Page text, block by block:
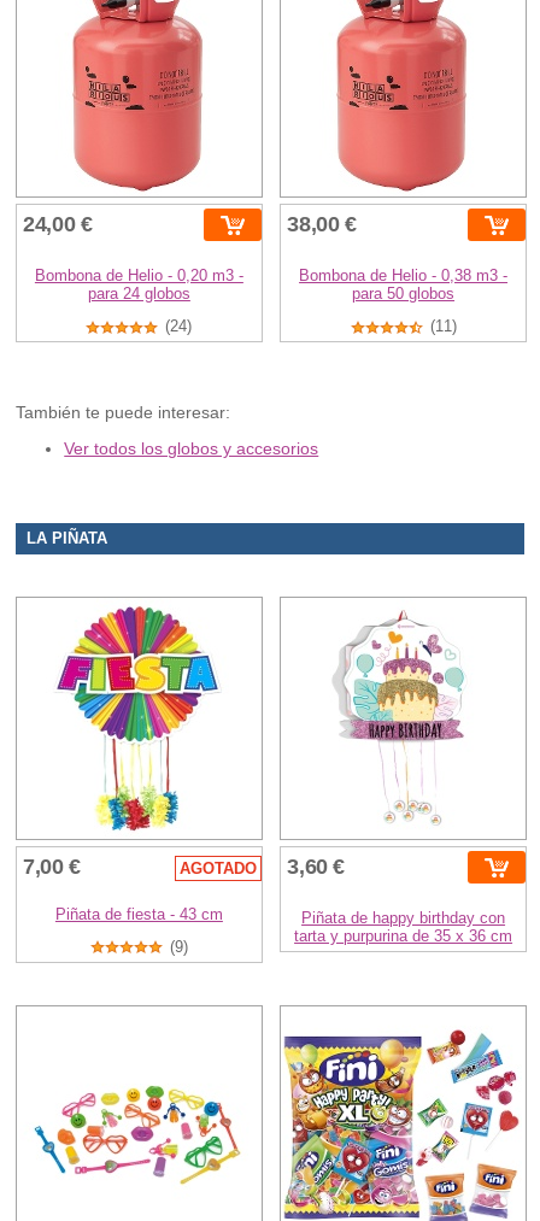
24,00 €
Bombona de Helio - 0,20 m3 -
para 24 globos
(24)
38,00 €
Bombona de Helio - 0,38 m3 -
para 50 globos
(11)
También te puede interesar:
Ver todos los globos y accesorios
LA PIÑATA
7,00 € AGOTADO
Piñata de fiesta - 43 cm
(9)
3,60 €
Piñata de happy birthday con
tarta y purpurina de 35 x 36 cm